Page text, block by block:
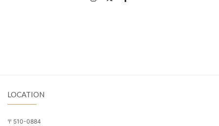
LOCATION
〒510-0884